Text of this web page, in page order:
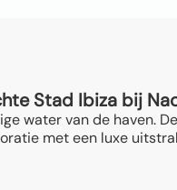
Stad Ibiza bij
water van de haven.
met een luxe